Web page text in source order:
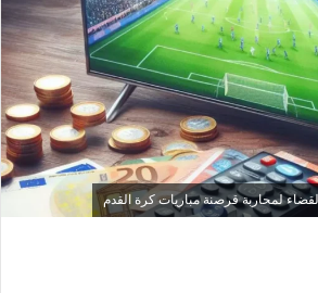
لمحاربة قرصنة مباريات كرة القدم